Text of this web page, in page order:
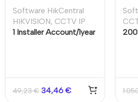
Software HikCentral
HIKVISION, CCTV IP
1 Installer Account/1year
49,23€ 34,46 €